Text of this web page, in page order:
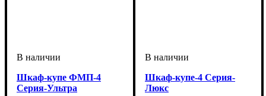
Шкаф-купе ФМП-4
Серия-Ультра
Шкаф-купе-4 Cерия-
Люкс